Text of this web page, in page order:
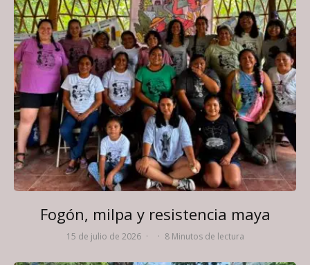
Fogón, milpa y resistencia maya
15 de julio de 2026 · · 8 Minutos de lectura